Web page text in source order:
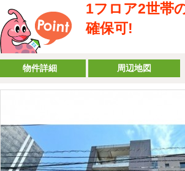
1フロア2世帯
確保可!
物件詳細 周辺地図